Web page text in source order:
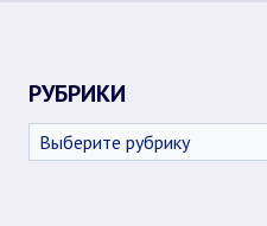
РУБРИКИ
Рубрики